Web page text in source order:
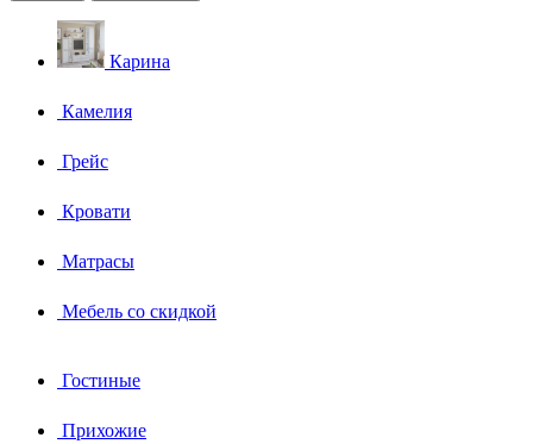
Карина
Камелия
Грейс
Кровати
Матрасы
Мебель со скидкой
Гостиные
Прихожие